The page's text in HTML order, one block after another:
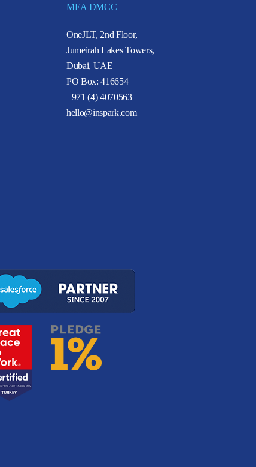
MEA DMCC
OneJLT, 2nd Floor,
Jumeirah Lakes Towers,
Dubai, UAE
PO Box: 416654
+971 (4) 4070563
hello@inspark.com